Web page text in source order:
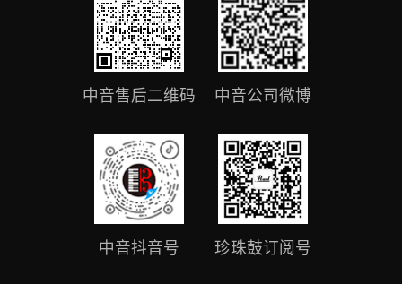
中音售后二维码 中音公司微博
中音抖音号 珍珠鼓订阅号